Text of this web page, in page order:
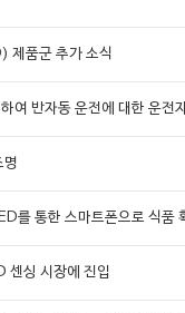
제품군 추가 소식
반자동 운전에 대한 운전
명
를 통한 스마트폰으로 식품
센싱 시장에 진입